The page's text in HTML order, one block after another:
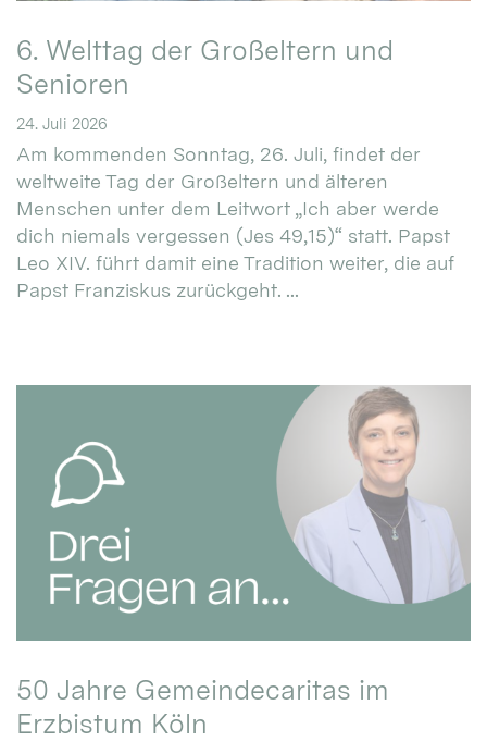
6. Welttag der Großeltern und
Senioren
24. Juli 2026
Am kommenden Sonntag, 26. Juli, findet der
weltweite Tag der Großeltern und älteren
Menschen unter dem Leitwort „Ich aber werde
dich niemals vergessen (Jes 49,15)“ statt. Papst
Leo XIV. führt damit eine Tradition weiter, die auf
Papst Franziskus zurückgeht. ...
50 Jahre Gemeindecaritas im
Erzbistum Köln